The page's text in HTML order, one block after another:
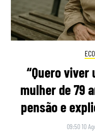
“Quero viver
mulher de 79
pensão e
09:50 10